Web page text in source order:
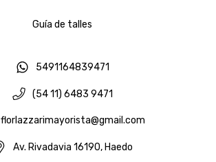
Guía de talles
5491164839471
(54 11) 6483 9471
florlazzarimayorista@gmail.com
Av. Rivadavia 16190, Haedo